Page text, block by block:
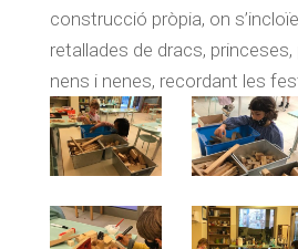
construcció pròpia, on
retallades de dracs,
nens i nenes, recordant les